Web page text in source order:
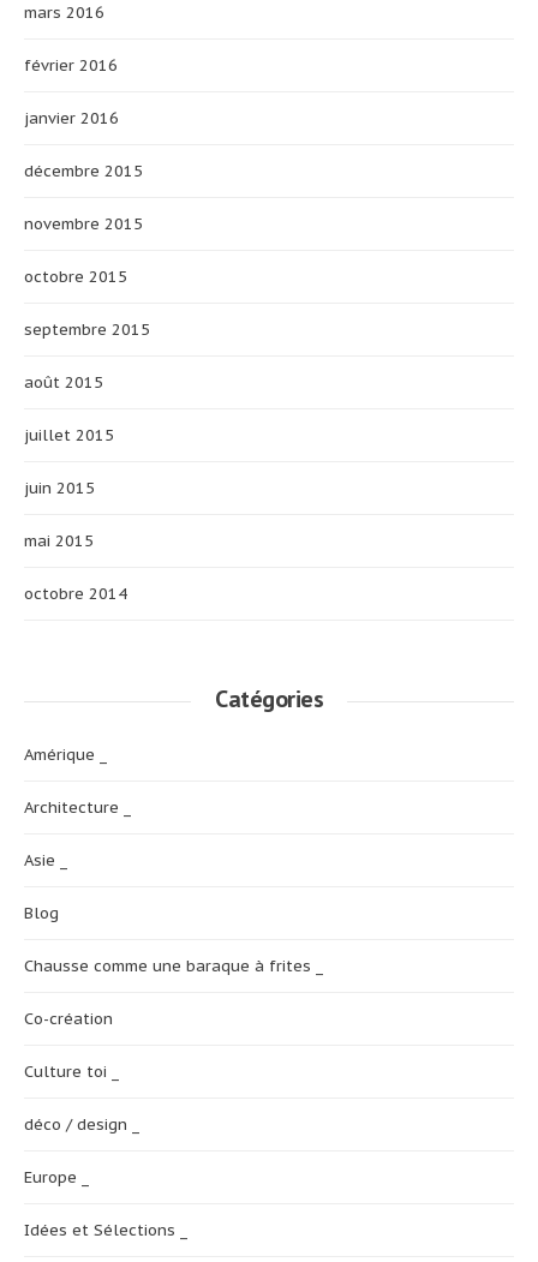
mars 2016
février 2016
janvier 2016
décembre 2015
novembre 2015
octobre 2015
septembre 2015
août 2015
juillet 2015
juin 2015
mai 2015
octobre 2014
Catégories
Amérique _
Architecture _
Asie _
Blog
Chausse comme une baraque à frites _
Co-création
Culture toi _
déco / design _
Europe _
Idées et Sélections _